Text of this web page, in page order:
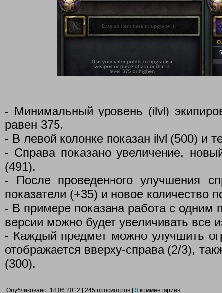
- Минимальный уровень (ilvl)
равен 375.
- В левой колонке показан ilvl (500) и
- Справа показано увеличение,
(491).
- После проведенного улучшения
показатели (+35) и новое количество
- В примере показана работа с одним
версии можно будет увеличивать все
- Каждый предмет можно улучшить
отображается вверху-справа (2/3),
(300).
Опубликовано: 18.06.2012 | 245 просмотров | 0 комментариев